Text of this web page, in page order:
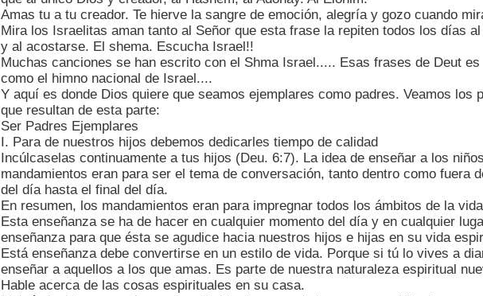
Amas tu a tu creador. Te hierve la sangre de emoción, alegría y gozo cuando
Mira los Israelitas aman tanto al Señor que esta frase la repiten todos los días
y al acostarse. El shema. Escucha Israel!!
Muchas canciones se han escrito con el Shma Israel..... Esas frases de Deut es
como el himno nacional de Israel....
Y aquí es donde Dios quiere que seamos ejemplares como padres. Veamos los
que resultan de esta parte:
Ser Padres Ejemplares
I. Para de nuestros hijos debemos dedicarles tiempo de calidad
Incúlcaselas continuamente a tus hijos (Deu. 6:7). La idea de enseñar a los
mandamientos eran para ser el tema de conversación, tanto dentro como fuera
del día hasta el final del día.
En resumen, los mandamientos eran para impregnar todos los ámbitos de la
Esta enseñanza se ha de hacer en cualquier momento del día y en cualquier
enseñanza para que ésta se agudice hacia nuestros hijos e hijas en su vida
Está enseñanza debe convertirse en un estilo de vida. Porque si tú lo vives a
enseñar a aquellos a los que amas. Es parte de nuestra naturaleza espiritual
Hable acerca de las cosas espirituales en su casa.